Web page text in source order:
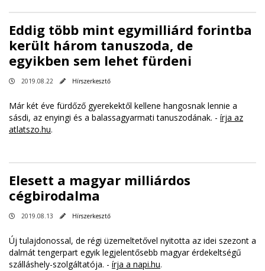
Eddig több mint egymilliárd forintba
került három tanuszoda, de
egyikben sem lehet fürdeni
2019.08.22 Hírszerkesztő
Már két éve fürdőző gyerekektől kellene hangosnak lennie a
sásdi, az enyingi és a balassagyarmati tanuszodának. - írja az
atlatszo.hu.
Elesett a magyar milliárdos
cégbirodalma
2019.08.13 Hírszerkesztő
Új tulajdonossal, de régi üzemeltetővel nyitotta az idei szezont a
dalmát tengerpart egyik legjelentősebb magyar érdekeltségű
szálláshely-szolgáltatója. - írja a napi.hu.